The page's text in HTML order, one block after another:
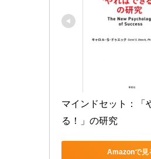
マインドセット：「
る！」の研究
Amazonで見